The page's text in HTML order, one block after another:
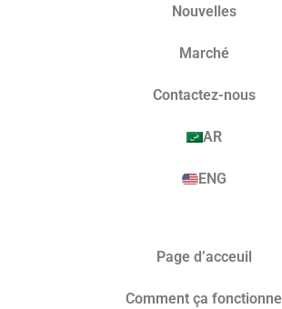
Nouvelles
Marché​
Contactez-nous
AR
ENG
Page d’acceuil
Comment ça fonctionne